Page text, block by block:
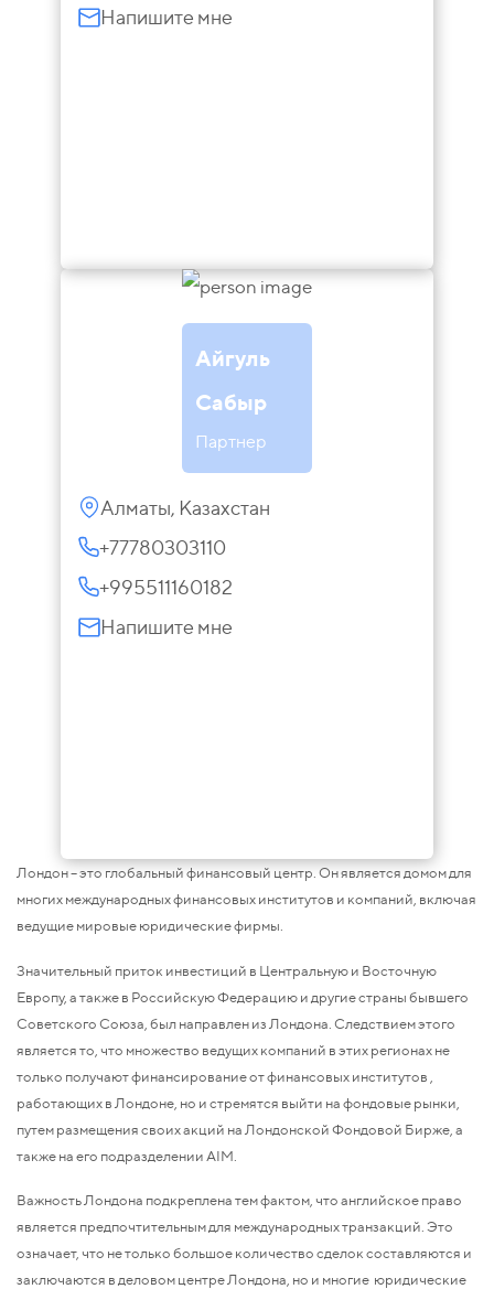
Напишите мне
Айгуль
Сабыр
Партнер
Алматы, Казахстан
+77780303110
+995511160182
Напишите мне
Лондон – это глобальный финансовый центр. Он является домом для
многих международных финансовых институтов и компаний, включая
ведущие мировые юридические фирмы.
Значительный приток инвестиций в Центральную и Восточную
Европу, а также в Российскую Федерацию и другие страны бывшего
Советского Союза, был направлен из Лондона. Следствием этого
является то, что множество ведущих компаний в этих регионах не
только получают финансирование от финансовых институтов ,
работающих в Лондоне, но и стремятся выйти на фондовые рынки,
путем размещения своих акций на Лондонской Фондовой Бирже, а
также на его подразделении AIM.
Важность Лондона подкреплена тем фактом, что английское право
является предпочтительным для международных транзакций. Это
означает, что не только большое количество сделок составляются и
заключаются в деловом центре Лондона, но и многие юридические